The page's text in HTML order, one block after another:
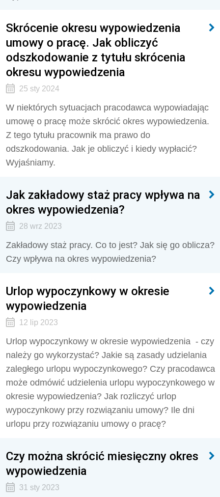
Skrócenie okresu wypowiedzenia
umowy o pracę. Jak obliczyć
odszkodowanie z tytułu skrócenia
okresu wypowiedzenia
25 sty 2024
W niektórych sytuacjach pracodawca wypowiadając
umowę o pracę może skrócić okres wypowiedzenia.
Z tego tytułu pracownik ma prawo do
odszkodowania. Jak je obliczyć i kiedy wypłacić?
Wyjaśniamy.
Jak zakładowy staż pracy wpływa na
okres wypowiedzenia?
28 wrz 2023
Zakładowy staż pracy. Co to jest? Jak się go oblicza?
Czy wpływa na okres wypowiedzenia?
Urlop wypoczynkowy w okresie
wypowiedzenia
12 lip 2023
Urlop wypoczynkowy w okresie wypowiedzenia - czy
należy go wykorzystać? Jakie są zasady udzielania
zaległego urlopu wypoczynkowego? Czy pracodawca
może odmówić udzielenia urlopu wypoczynkowego w
okresie wypowiedzenia? Jak rozliczyć urlop
wypoczynkowy przy rozwiązaniu umowy? Ile dni
urlopu przy rozwiązaniu umowy o pracę?
Czy można skrócić miesięczny okres
wypowiedzenia
31 sty 2023